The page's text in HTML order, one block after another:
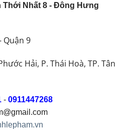
Động
Nam
Nào?
Loại
Thới Nhất 8 - Đông Hưng
Quận 9
Hải, P. Thái Hoà, TP. Tân
- 0911447268